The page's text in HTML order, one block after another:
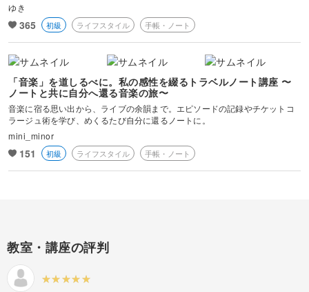
ゆき
365 初級 ライフスタイル 手帳・ノート
「音楽」を道しるべに。私の感性を綴るトラベルノート講座 〜
ノートと共に自分へ還る音楽の旅〜
音楽に宿る思い出から、ライブの余韻まで。エピソードの記録やチケットコ
ラージュ術を学び、めくるたび自分に還るノートに。
mini_minor
151 初級 ライフスタイル 手帳・ノート
教室・講座の評判